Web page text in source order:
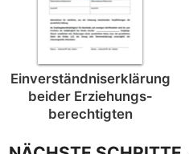
Einverständnis­erklärung
beider Erziehungs­
berechtigten